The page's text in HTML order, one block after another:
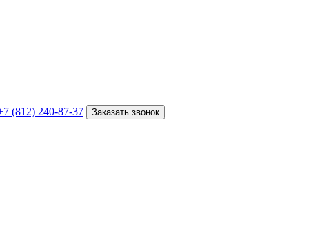
(812) 240-87-37 Заказать звонок